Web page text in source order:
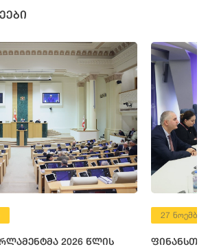
2026 წლის
27
ფინანსთა